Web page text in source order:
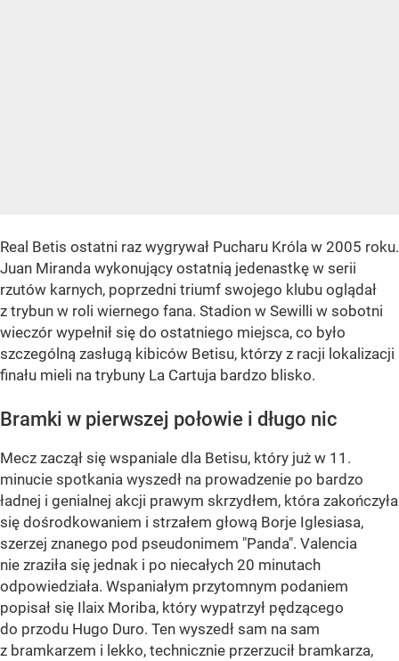
Real Betis ostatni raz wygrywał Pucharu Króla w 2005 roku.
Juan Miranda wykonujący ostatnią jedenastkę w serii
rzutów karnych, poprzedni triumf swojego klubu oglądał
z trybun w roli wiernego fana. Stadion w Sewilli w sobotni
wieczór wypełnił się do ostatniego miejsca, co było
szczególną zasługą kibiców Betisu, którzy z racji lokalizacji
finału mieli na trybuny La Cartuja bardzo blisko.
Bramki w pierwszej połowie i długo nic
Mecz zaczął się wspaniale dla Betisu, który już w 11.
minucie spotkania wyszedł na prowadzenie po bardzo
ładnej i genialnej akcji prawym skrzydłem, która zakończyła
się dośrodkowaniem i strzałem głową Borje Iglesiasa,
szerzej znanego pod pseudonimem "Panda". Valencia
nie zraziła się jednak i po niecałych 20 minutach
odpowiedziała. Wspaniałym przytomnym podaniem
popisał się Ilaix Moriba, który wypatrzył pędzącego
do przodu Hugo Duro. Ten wyszedł sam na sam
z bramkarzem i lekko, technicznie przerzucił bramkarza,